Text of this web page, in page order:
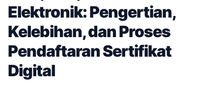
Elektronik: Pengertian,
Kelebihan, dan Proses
Pendaftaran Sertifikat
Digital